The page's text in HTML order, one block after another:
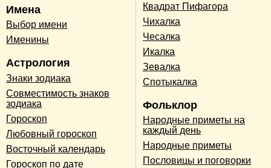
Имена
Выбор имени
Именины
Астрология
Знаки зодиака
Совместимость знаков
зодиака
Гороскоп
Любовный гороскоп
Восточный календарь
Гороскоп по дате
Квадрат Пифагора
Чихалка
Чесалка
Икалка
Зевалка
Спотыкалка
Фольклор
Народные приметы на
каждый день
Народные приметы
Пословицы и поговорки